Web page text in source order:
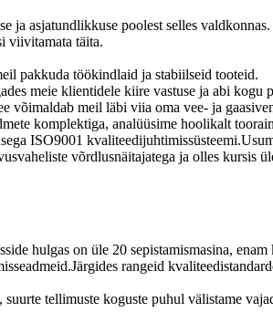
ja asjatundlikkuse poolest selles valdkonnas.
viivitamata täita.
pakkuda töökindlaid ja stabiilseid tooteid.
meie klientidele kiire vastuse ja abi kogu
meil läbi viia oma vee- ja
komplektiga, analüüsime hoolikalt
ISO9001
võrdlusnäitajatega ja olles kursis
hulgas on üle 20 sepistamismasina,
rangeid
tellimuste koguste puhul välistame